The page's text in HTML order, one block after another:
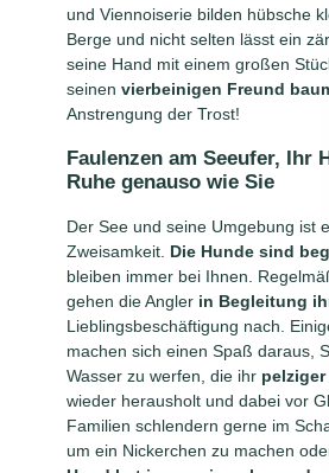
und Viennoiserie bilden hübsche
Berge und nicht selten lässt ein
seine Hand mit einem großen
seinen vierbeinigen Freund
Anstrengung der Trost!
Faulenzen am Seeufer, Ihr
Ruhe genauso wie Sie
Der See und seine Umgebung ist
Zweisamkeit. Die Hunde sind
bleiben immer bei Ihnen.
gehen die Angler in Begleitung
Lieblingsbeschäftigung nach.
machen sich einen Spaß daraus,
Wasser zu werfen, die ihr
wieder herausholt und dabei vor
Familien schlendern gerne im
um ein Nickerchen zu machen